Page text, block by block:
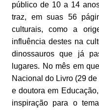
público de 10 a 14
traz, em suas 56
culturais, como a
influência destes na
dinossauros que já
lugares. No mês em
Nacional do Livro (29
e doutora em
inspiração para o